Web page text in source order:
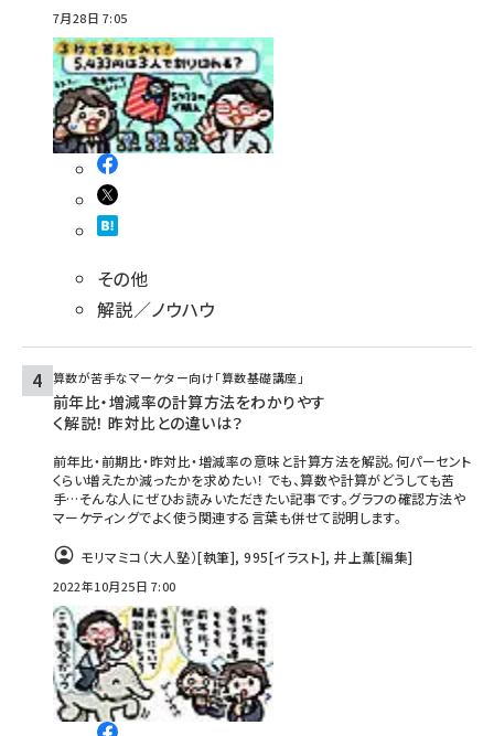
7月28日 7:05
その他
解説／ノウハウ
算数が苦手なマーケター向け「算数基礎講座」
前年比・増減率の計算方法をわかりやす
く解説！ 昨対比との違いは？
前年比・前期比・昨対比・増減率の意味と計算方法を解説。何パーセント
くらい増えたか減ったかを求めたい！ でも、算数や計算がどうしても苦
手…そんな人にぜひお読みいただきたい記事です。グラフの確認方法や
マーケティングでよく使う関連する言葉も併せて説明します。
モリマミコ（大人塾）[執筆],995[イラスト],井上薫[編集]
2022年10月25日 7:00